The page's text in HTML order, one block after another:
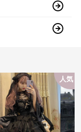
人気